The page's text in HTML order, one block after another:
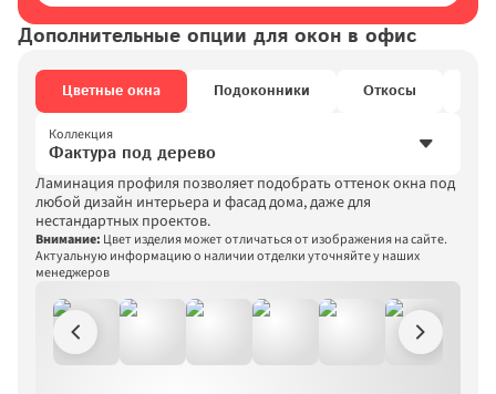
Дополнительные опции для окон в офис
Цветные окна Подоконники Откосы
Коллекция
Фактура под дерево
Фактура под дерево
Однотонные
Металлик
Ламинация профиля позволяет подобрать оттенок окна под
любой дизайн интерьера и фасад дома, даже для
нестандартных проектов.
Внимание: Цвет изделия может отличаться от изображения на сайте.
Актуальную информацию о наличии отделки уточняйте у наших
менеджеров